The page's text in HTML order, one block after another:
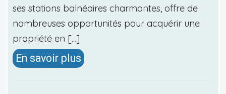
ses stations balnéaires charmantes, offre de
nombreuses opportunités pour acquérir une
propriété en [...]
En savoir plus